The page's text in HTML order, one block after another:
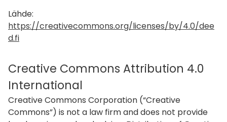
Lähde:
https://creativecommons.org/licenses/by/4.0/dee
d.fi
Creative Commons Attribution 4.0
International
Creative Commons Corporation (“Creative
Commons”) is not a law firm and does not provide